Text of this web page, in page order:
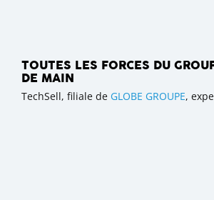
TOUTES LES FORCES DU
DE MAIN
TechSell, filiale de GLOBE GROUPE,